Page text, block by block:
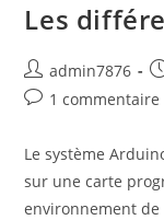
Les
Auteur/autrice
de
admin7876
Commentaires
la
publication :
1 commentaire
Le système
sur une carte
environnement de